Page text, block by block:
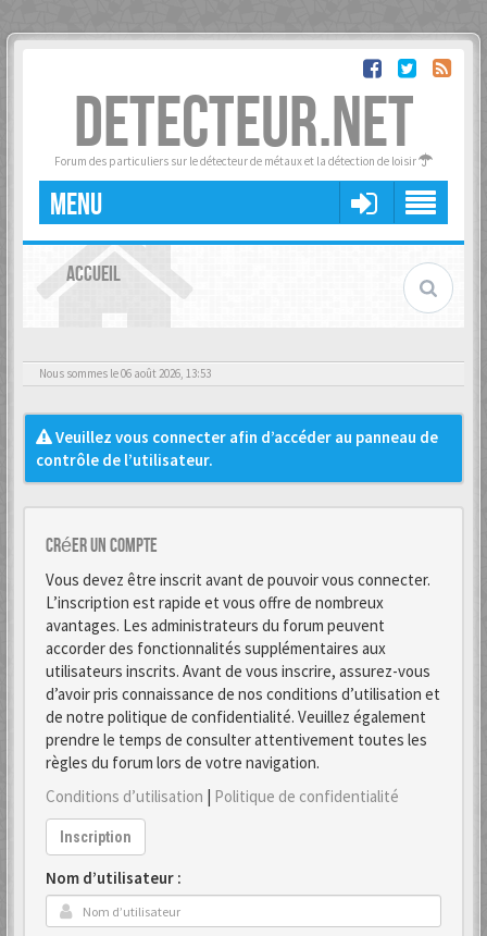
DETECTEUR.NET
Forum des particuliers sur le détecteur de métaux et la détection de loisir
MENU
ACCUEIL
Nous sommes le 06 août 2026, 13:53
Veuillez vous connecter afin d’accéder au panneau de
contrôle de l’utilisateur.
Créer un Compte
Vous devez être inscrit avant de pouvoir vous connecter.
L’inscription est rapide et vous offre de nombreux
avantages. Les administrateurs du forum peuvent
accorder des fonctionnalités supplémentaires aux
utilisateurs inscrits. Avant de vous inscrire, assurez-vous
d’avoir pris connaissance de nos conditions d’utilisation et
de notre politique de confidentialité. Veuillez également
prendre le temps de consulter attentivement toutes les
règles du forum lors de votre navigation.
Conditions d’utilisation | Politique de confidentialité
Inscription
Nom d’utilisateur :